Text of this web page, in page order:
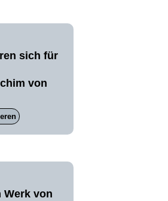
sich für
von
Werk von